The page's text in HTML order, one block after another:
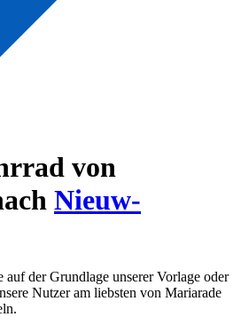
von
Nieuw-
auf der Grundlage unserer Vorlage oder
Nutzer am liebsten von Mariarade